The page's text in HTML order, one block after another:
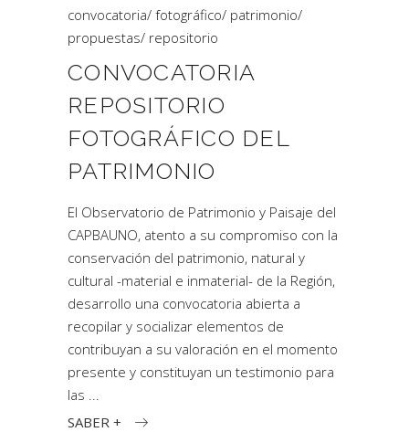
convocatoria/ fotográfico/ patrimonio/
propuestas/ repositorio
CONVOCATORIA
REPOSITORIO
FOTOGRÁFICO DEL
PATRIMONIO
El Observatorio de Patrimonio y Paisaje del
CAPBAUNO, atento a su compromiso con la
conservación del patrimonio, natural y
cultural -material e inmaterial- de la Región,
desarrollo una convocatoria abierta a
recopilar y socializar elementos de
contribuyan a su valoración en el momento
presente y constituyan un testimonio para
las
SABER +